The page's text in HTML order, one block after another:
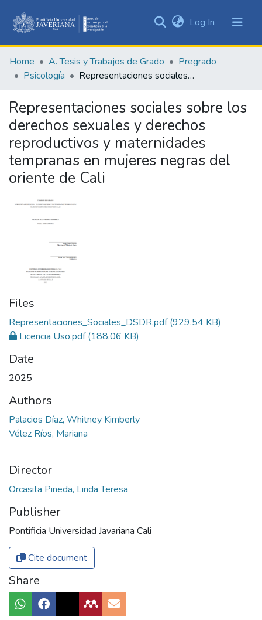
&
Collections
Statistics
Log In (current)
Home A. Tesis y Trabajos de Grado
Pregrado
Psicología
Representaciones sociales sobre los derechos sexuales y derechos reproductivos y maternidades tempranas en mujeres negras del oriente de Cali
Representaciones sociales sobre los
derechos sexuales y derechos
reproductivos y maternidades
tempranas en mujeres negras del
oriente de Cali
Files
Representaciones_Sociales_DSDR.pdf(929.54 KB)
Licencia Uso.pdf(188.06 KB)
Date
2025
Authors
Palacios Díaz, Whitney Kimberly
Vélez Ríos, Mariana
Director
Orcasita Pineda, Linda Teresa
Publisher
Pontificia Universidad Javariana Cali
Cite document
Share